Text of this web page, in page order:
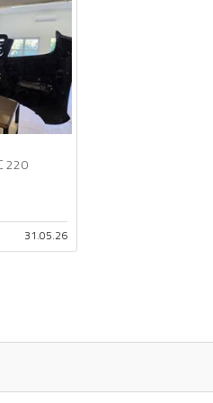
220
31.05.26